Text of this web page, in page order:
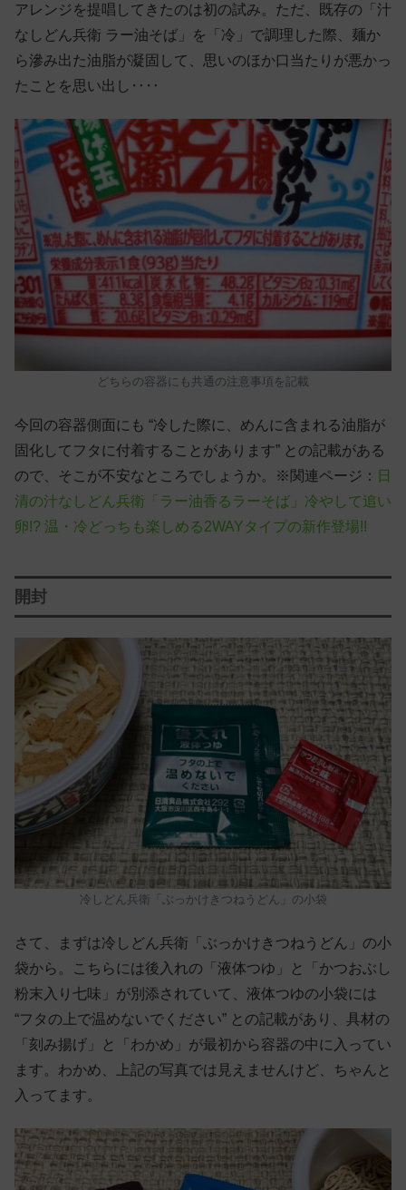
アレンジを提唱してきたのは初の試み。ただ、既存の「汁
なしどん兵衛 ラー油そば」を「冷」で調理した際、麺か
ら滲み出た油脂が凝固して、思いのほか口当たりが悪かっ
たことを思い出し‥‥
どちらの容器にも共通の注意事項を記載
今回の容器側面にも “冷した際に、めんに含まれる油脂が
固化してフタに付着することがあります” との記載がある
ので、そこが不安なところでしょうか。※関連ページ：
日
清の汁なしどん兵衛「ラー油香るラーそば」冷やして追い
卵!? 温・冷どっちも楽しめる2WAYタイプの新作登場!!
開封
冷しどん兵衛「ぶっかけきつねうどん」の小袋
さて、まずは冷しどん兵衛「ぶっかけきつねうどん」の小
袋から。こちらには後入れの「液体つゆ」と「かつおぶし
粉末入り七味」が別添されていて、液体つゆの小袋には
“フタの上で温めないでください” との記載があり、具材の
「刻み揚げ」と「わかめ」が最初から容器の中に入ってい
ます。わかめ、上記の写真では見えませんけど、ちゃんと
入ってます。